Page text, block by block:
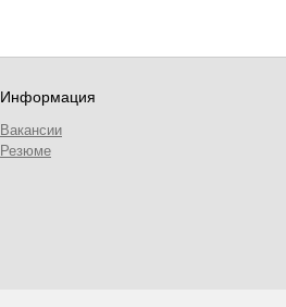
Информация
Вакансии
Резюме